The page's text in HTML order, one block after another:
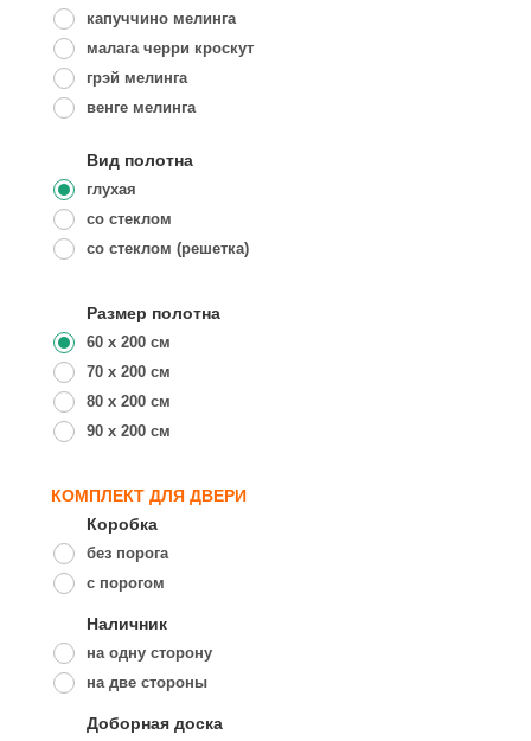
капуччино мелинга
малага черри кроскут
грэй мелинга
венге мелинга
Вид полотна
глухая
со стеклом
со стеклом (решетка)
Размер полотна
60 x 200 см
70 x 200 см
80 x 200 см
90 x 200 см
КОМПЛЕКТ ДЛЯ ДВЕРИ
Коробка
без порога
с порогом
Наличник
на одну сторону
на две стороны
Доборная доска